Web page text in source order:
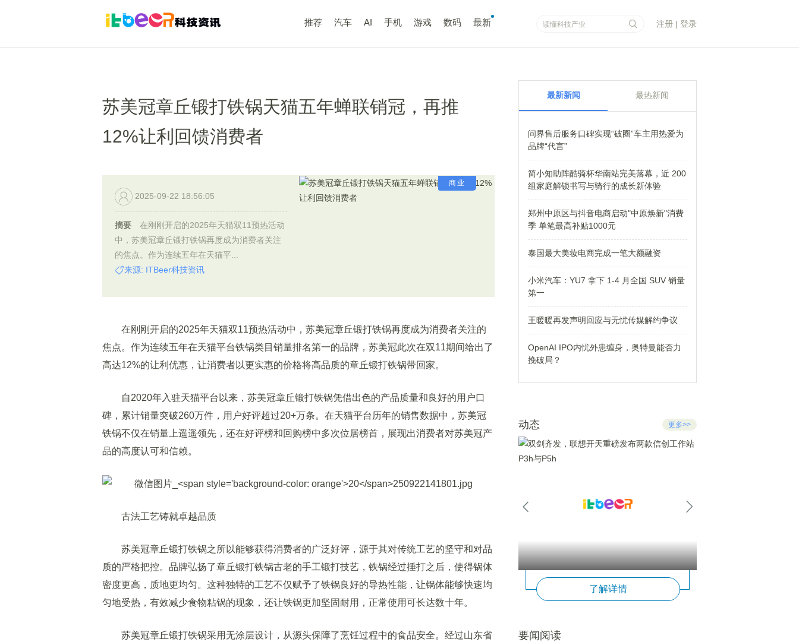
推荐 汽车 AI 手机 游戏 数码 最新 注册 | 登录
苏美冠章丘锻打铁锅天猫五年蝉联销冠，再推
12%让利回馈消费者
商业
2025-09-22 18:56:05
摘要
在刚刚开启的2025年天猫双11预热活动
中，苏美冠章丘锻打铁锅再度成为消费者关注
的焦点。作为连续五年在天猫平...
来源: ITBeer科技资讯
在刚刚开启的2025年天猫双11预热活动中，苏美冠章丘锻打铁锅再度成为消费者关注的
焦点。作为连续五年在天猫平台铁锅类目销量排名第一的品牌，苏美冠此次在双11期间给出了
高达12%的让利优惠，让消费者以更实惠的价格将高品质的章丘锻打铁锅带回家。
自2020年入驻天猫平台以来，苏美冠章丘锻打铁锅凭借出色的产品质量和良好的用户口
碑，累计销量突破260万件，用户好评超过20+万条。在天猫平台历年的销售数据中，苏美冠
铁锅不仅在销量上遥遥领先，还在好评榜和回购榜中多次位居榜首，展现出消费者对苏美冠产
品的高度认可和信赖。
古法工艺铸就卓越品质
苏美冠章丘锻打铁锅之所以能够获得消费者的广泛好评，源于其对传统工艺的坚守和对品
质的严格把控。品牌弘扬了章丘锻打铁锅古老的手工锻打技艺，铁锅经过捶打之后，使得锅体
密度更高，质地更均匀。这种独特的工艺不仅赋予了铁锅良好的导热性能，让锅体能够快速均
匀地受热，有效减少食物粘锅的现象，还让铁锅更加坚固耐用，正常使用可长达数十年。
苏美冠章丘锻打铁锅采用无涂层设计，从源头保障了烹饪过程中的食品安全。经过山东省
最新新闻 最热新闻
问界售后服务口碑实现“破圈”车主用热爱为
品牌“代言”
简小知助阵酷骑杯华南站完美落幕，近 200
组家庭解锁书写与骑行的成长新体验
郑州中原区与抖音电商启动"中原焕新"消费
季 单笔最高补贴1000元
泰国最大美妆电商完成一笔大额融资
小米汽车：YU7 拿下 1-4 月全国 SUV 销量
第一
王暖暖再发声明回应与无忧传媒解约争议
OpenAI IPO内忧外患缠身，奥特曼能否力
挽破局？
动态 更多>>
了解详情
要闻阅读